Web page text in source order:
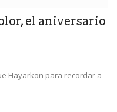
el aniversario
Hayarkon para recordar a